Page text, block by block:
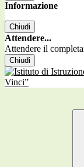
Informazione
Chiudi
Attendere...
Attendere il
Chiudi